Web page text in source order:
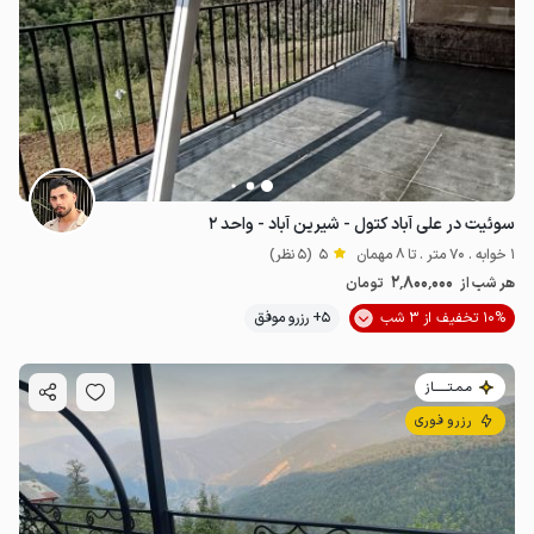
سوئیت در علی آباد کتول - شیرین آباد - واحد ۲
1 خوابه . 70 متر . تا 8 مهمان 5 (5 نظر)
هر شب از 2٬800٬000 تومان
10% تخفیف از 3 شب
5+ رزرو موفق
مـمـتــــــاز
رزرو فوری